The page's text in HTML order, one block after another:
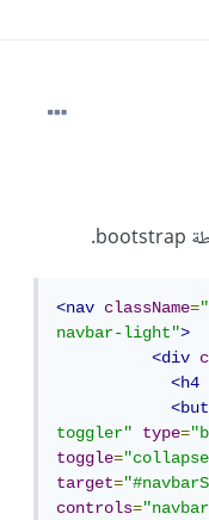
<nav className=
navbar-light">
<div
<h4
toggler"
type=
toggle=
target=
controls=